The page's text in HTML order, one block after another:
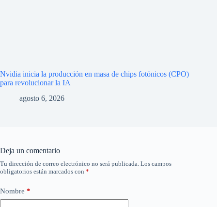
Nvidia inicia la producción en masa de chips fotónicos (CPO)
para revolucionar la IA
agosto 6, 2026
Deja un comentario
Tu dirección de correo electrónico no será publicada. Los campos
obligatorios están marcados con *
Nombre *